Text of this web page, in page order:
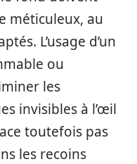
méticuleux, au
L’usage d’un
ou
les
invisibles à l’œil
toutefois pas
les recoins